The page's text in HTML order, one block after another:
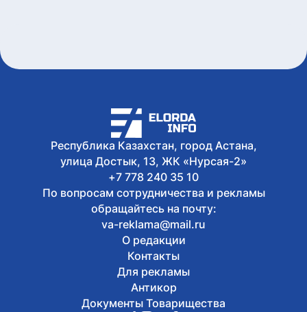
книг
дискуссии: где партии продолжили
предвыборную кампанию
Республика Казахстан, город Астана,
улица Достык, 13, ЖК «Нурсая-2»
+7 778 240 35 10
По вопросам сотрудничества и рекламы
обращайтесь на почту:
va-reklama@mail.ru
О редакции
Контакты
Для рекламы
Антикор
Документы Товарищества